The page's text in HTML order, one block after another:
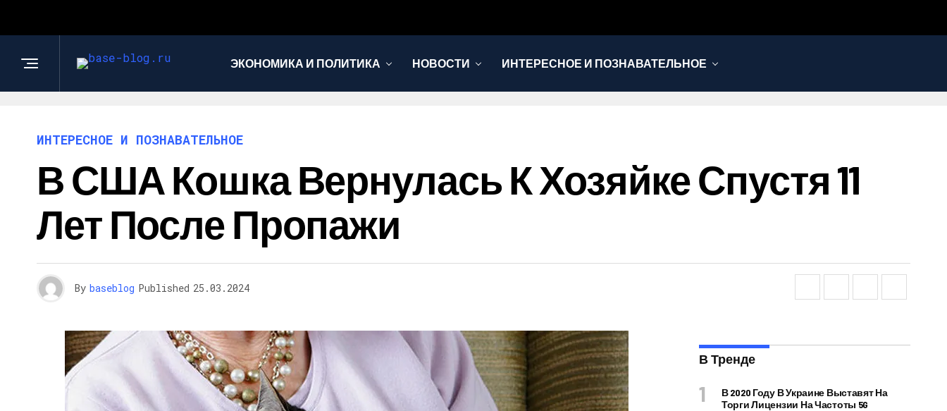
ЭКОНОМИКА И ПОЛИТИКА НОВОСТИ ИНТЕРЕСНОЕ И ПОЗНАВАТЕЛЬНОЕ
ИНТЕРЕСНОЕ И ПОЗНАВАТЕЛЬНОЕ
В США Кошка Вернулась К Хозяйке Спустя 11
Лет После Пропажи
By baseblog Published 25.03.2024
В Тренде
В 2020 Году В Украине Выставят На
Торги Лицензии На Частоты 5G